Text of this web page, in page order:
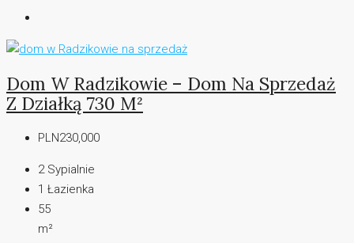
Dom W Radzikowie – Dom Na Sprzedaż
Z Działką 730 M²
PLN230,000
2 Sypialnie
1 Łazienka
55
m²